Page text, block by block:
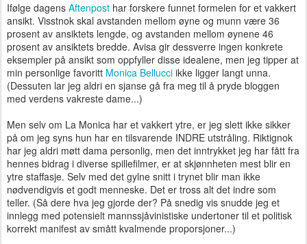
Ifølge dagens Aftenpost har forskere funnet formelen for et vakkert
ansikt. Visstnok skal avstanden mellom øyne og munn være 36
prosent av ansiktets lengde, og avstanden mellom øynene 46
prosent av ansiktets bredde. Avisa gir dessverre ingen konkrete
eksempler på ansikt som oppfyller disse idealene, men jeg tipper at
min personlige favoritt Monica Bellucci ikke ligger langt unna.
(Dessuten lar jeg aldri en sjanse gå fra meg til å pryde bloggen
med verdens vakreste dame...)
Men selv om La Monica har et vakkert ytre, er jeg slett ikke sikker
på om jeg syns hun har en tilsvarende INDRE utstråling. Riktignok
har jeg aldri møtt dama personlig, men det inntrykket jeg har fått fra
hennes bidrag i diverse spillefilmer, er at skjønnheten mest blir en
ytre staffasje. Selv med det gylne snitt i trynet blir man ikke
nødvendigvis et godt menneske. Det er tross alt det indre som
teller. (Så dere hva jeg gjorde der? På snedig vis snudde jeg et
innlegg med potensielt mannssjåvinistiske undertoner til et politisk
korrekt manifest av smått kvalmende proporsjoner...)